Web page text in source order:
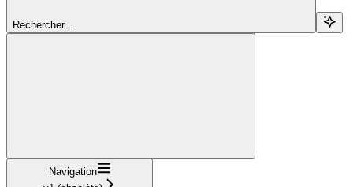
Rechercher...
Navigation